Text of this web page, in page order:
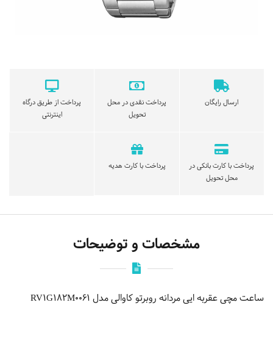
ارسال رایگان
پرداخت نقدی در محل
تحویل
پرداخت از طریق درگاه
اینترنتی
پرداخت با کارت بانکی در
محل تحویل
پرداخت با کارت هدیه
مشخصات و توضیحات
ساعت مچی عقربه ایی مردانه روبرتو کاوالی مدل RV1G182M0061